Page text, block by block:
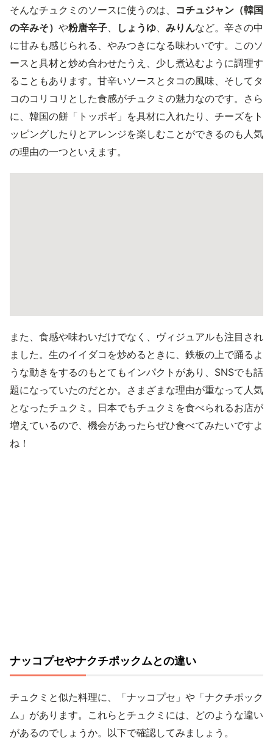
そんなチュクミのソースに使うのは、 コチュジャン（韓国
の辛みそ） や粉唐辛子、 しょうゆ、 みりんなど。辛さの中
に甘みも感じられる、やみつきになる味わいです。このソ
ースと具材と炒め合わせたうえ、少し煮込むように調理す
ることもあります。甘辛いソースとタコの風味、そしてタ
コのコリコリとした食感がチュクミの魅力なのです。さら
に、韓国の餅「トッポギ」を具材に入れたり、チーズをト
ッピングしたりとアレンジを楽しむことができるのも人気
の理由の一つといえます。
また、食感や味わいだけでなく、ヴィジュアルも注目され
ました。生のイイダコを炒めるときに、鉄板の上で踊るよ
うな動きをするのもとてもインパクトがあり、SNSでも話
題になっていたのだとか。さまざまな理由が重なって人気
となったチュクミ。日本でもチュクミを食べられるお店が
増えているので、機会があったらぜひ食べてみたいですよ
ね！
ナッコプセやナクチポックムとの違い
チュクミと似た料理に、「ナッコプセ」や「ナクチポック
ム」があります。これらとチュクミには、どのような違い
があるのでしょうか。以下で確認してみましょう。